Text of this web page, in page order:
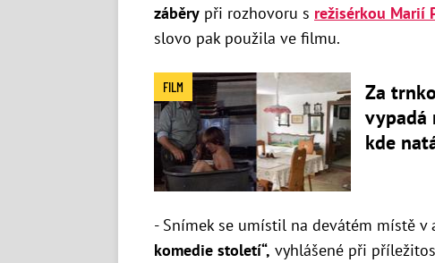
záběry při rozhovoru s režisérkou Marií
slovo pak použila ve filmu.
FILM
Za
vypadá
kde
- Snímek se umístil na devátém místě v
komedie století“, vyhlášené při